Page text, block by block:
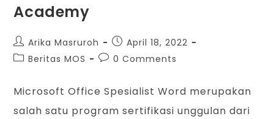
Academy
Arika Masruroh
April 18, 2022
Beritas MOS
0 Comments
Microsoft Office Spesialist Word merupakan
salah satu program sertifikasi unggulan dari